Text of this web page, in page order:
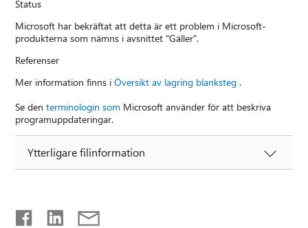
Status
Microsoft har bekräftat att detta är ett problem i Microsoft-
produkterna som nämns i avsnittet "Gäller".
Referenser
Mer information finns iÖversikt av lagring blanksteg .
Se denterminologin som Microsoft använder för att beskriva
programuppdateringar.
Ytterligare filinformation